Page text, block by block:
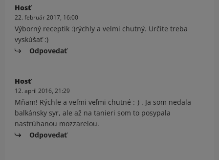
Hosť
22. február 2017, 16:00
Výborný receptik :)rýchly a velmi chutný. Určite treba
vyskúšať :)
Odpovedať
Hosť
12. apríl 2016, 21:29
Mňam! Rýchle a veľmi veľmi chutné :-) . Ja som nedala
balkánsky syr, ale až na tanieri som to posypala
nastrúhanou mozzarelou.
Odpovedať